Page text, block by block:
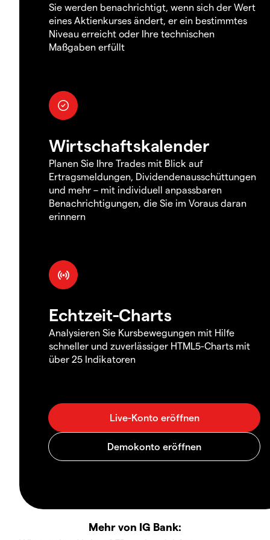
Sie werden benachrichtigt, wenn sich der Wert
eines Aktienkurses ändert, er ein bestimmtes
Niveau erreicht oder Ihre technischen
Maßgaben erfüllt
Wirtschaftskalender
Planen Sie Ihre Trades mit Blick auf
Ertragsmeldungen, Dividendenausschüttungen
und mehr – mit individuell anpassbaren
Benachrichtigungen, die Sie im Voraus daran
erinnern
Echtzeit-Charts
Analysieren Sie Kursbewegungen mit Hilfe
schneller und zuverlässiger HTML5-Charts mit
über 25 Indikatoren
Mehr von IG Bank: